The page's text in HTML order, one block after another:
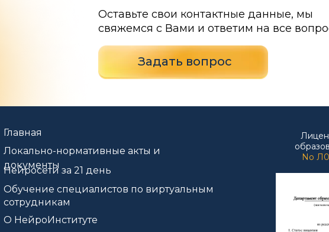
Оставьте свои контактные данные, мы
свяжемся с Вами и ответим на все
Задать вопрос
Обучение специалистов по виртуальным
сотрудникам
Главная
Локально-нормативные акты и
документы
Нейросети за 21 день
О НейроИнституте
No